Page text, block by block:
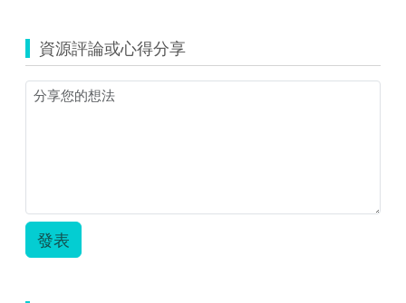
資源評論或心得分享
發表